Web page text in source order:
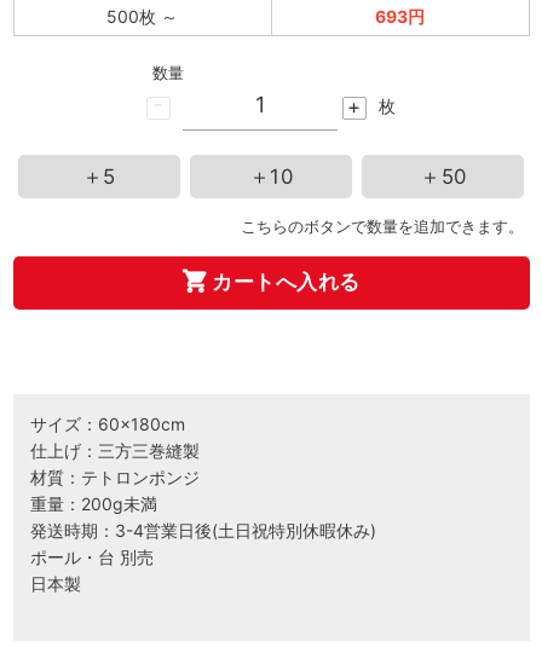
500枚 ～ 693円
-
数量
+ 枚
＋5 ＋10 ＋50
こちらのボタンで数量を追加できます。
カートへ入れる
サイズ：60×180cm
仕上げ：三方三巻縫製
材質：テトロンポンジ
重量：200g未満
発送時期：3-4営業日後(土日祝特別休暇休み)
ポール・台 別売
日本製